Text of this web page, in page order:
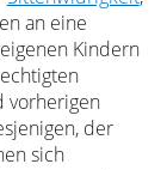
an eine
Kindern
vorherigen
der
sich